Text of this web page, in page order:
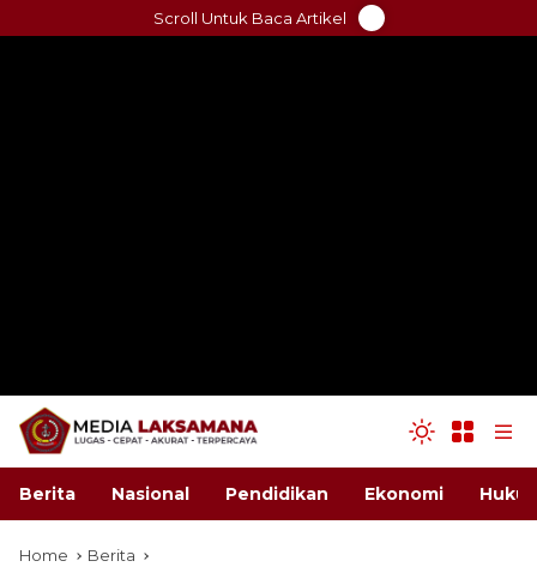
to
Scroll Untuk Baca Artikel
Berita Nasional Pendidikan Ekonomi
Home Berita